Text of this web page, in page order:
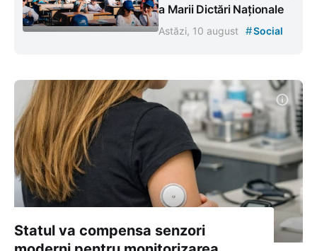
a Marii Dictări Naționale
Astăzi, 10 august #Social
Statul va compensa senzori